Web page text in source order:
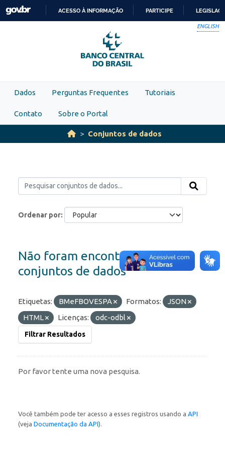
Skip to main content
PARA
O
CONTEÚDO
ACESSO À INFORMAÇÃO PARTICIPE
ENGLISH
Dados Perguntas Frequentes Tutoriais
Contato Sobre o Portal
Conjuntos de dados
Ordenar por
Não foram encontrados
conjuntos de dados
Etiquetas: BMeFBOVESPA Formatos:
JSON
HTML
Licenças: odc-odbl
Filtrar Resultados
Por favor tente uma nova pesquisa.
Você também pode ter acesso a esses registros usando a API
(veja Documentação da API).